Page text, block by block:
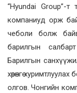
“Hyundai Group”-
компаниуд орж
чеболи болж
барилгын
Барилгын
хөрөнгө
олгов. Чонгийн